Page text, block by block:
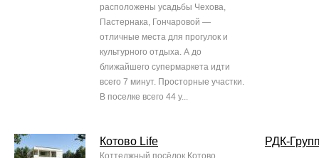
расположены усадьбы Чехова,
Пастернака, Гончаровой —
отличные места для прогулок и
культурного отдыха. А до
ближайшего супермаркета идти
всего 7 минут. Просторные участки.
В поселке всего 44 у...
Котово Life
Коттеджный посёлок Котово
РДК-